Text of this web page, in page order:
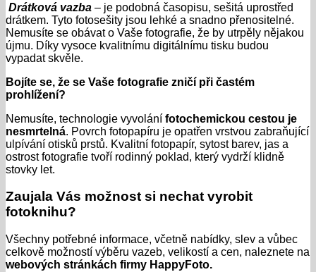
Drátková vazba – je podobná časopisu, sešitá uprostřed
drátkem. Tyto fotosešity jsou lehké a snadno přenositelné.
Nemusíte se obávat o Vaše fotografie, že by utrpěly nějakou
újmu. Díky vysoce kvalitnímu digitálnímu tisku budou
vypadat skvěle.
Bojíte se, že se Vaše fotografie zničí při častém
prohlížení?
Nemusíte, technologie vyvolání fotochemickou cestou je
nesmrtelná. Povrch fotopapíru je opatřen vrstvou zabraňující
ulpívání otisků prstů. Kvalitní fotopapír, sytost barev, jas a
ostrost fotografie tvoří rodinný poklad, který vydrží klidně
stovky let.
Zaujala Vás možnost si nechat vyrobit
fotoknihu?
Všechny potřebné informace, včetně nabídky, slev a vůbec
celkově možností výběru vazeb, velikostí a cen, naleznete na
webových stránkách firmy HappyFoto.